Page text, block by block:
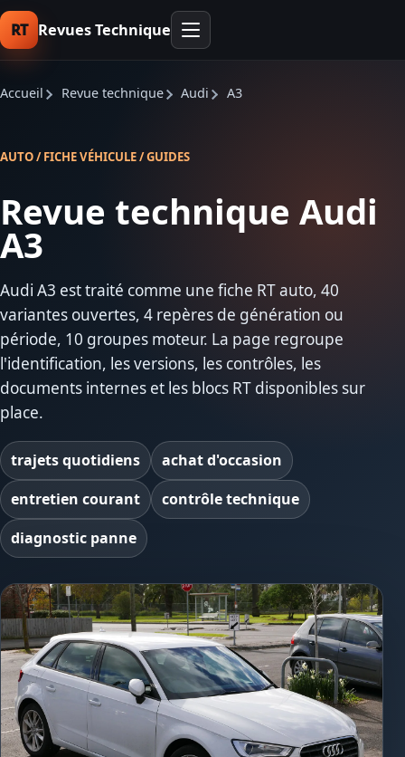
RT Revues Technique
Accueil Revue technique Audi A3
AUTO / FICHE VÉHICULE / GUIDES
Revue technique Audi
A3
Audi A3 est traité comme une fiche RT auto, 40
variantes ouvertes, 4 repères de génération ou
période, 10 groupes moteur. La page regroupe
l'identification, les versions, les contrôles, les
documents internes et les blocs RT disponibles sur
place.
trajets quotidiens
achat d'occasion
entretien courant
contrôle technique
diagnostic panne